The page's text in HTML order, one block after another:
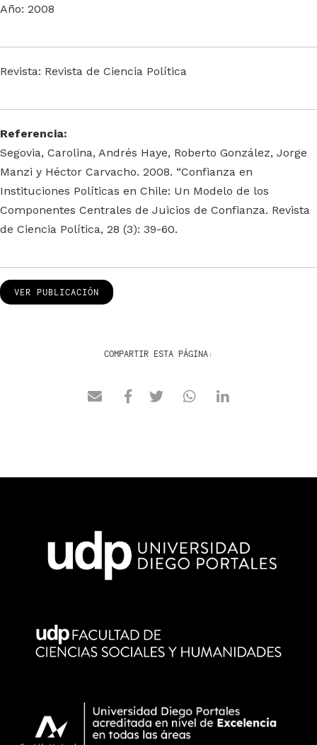
Año: 2008
Revista: Revista de Ciencia Política
Referencia:
Segovia, Carolina, Andrés Haye, Roberto González, Jorge
Manzi y Héctor Carvacho. 2008. “Confianza en
Instituciones Políticas en Chile: Un Modelo de los
Componentes Centrales de Juicios de Confianza. Revista
de Ciencia Política, 28 (3): 39-60.
VER PUBLICACIÓN
COMPARTIR ESTA PÁGINA: